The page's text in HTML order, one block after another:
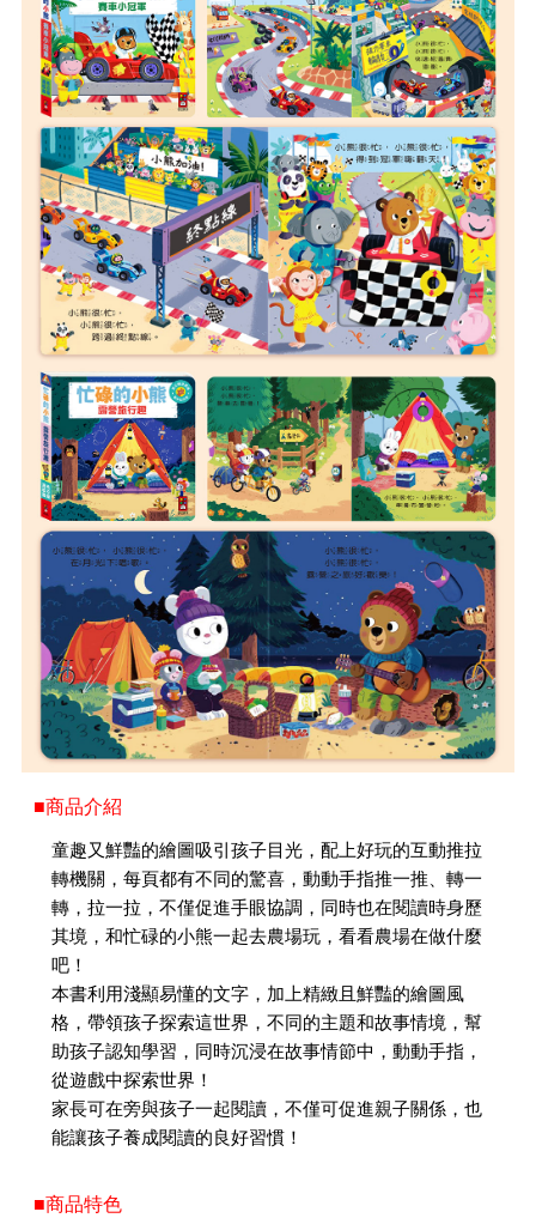
■商品介紹
童趣又鮮豔的繪圖吸引孩子目光，配上好玩的互動推拉
轉機關，每頁都有不同的驚喜，動動手指推一推、轉一
轉，拉一拉，不僅促進手眼協調，同時也在閱讀時身歷
其境，和忙碌的小熊一起去農場玩，看看農場在做什麼
吧！
本書利用淺顯易懂的文字，加上精緻且鮮豔的繪圖風
格，帶領孩子探索這世界，不同的主題和故事情境，幫
助孩子認知學習，同時沉浸在故事情節中，動動手指，
從遊戲中探索世界！
家長可在旁與孩子一起閱讀，不僅可促進親子關係，也
能讓孩子養成閱讀的良好習慣！
■商品特色